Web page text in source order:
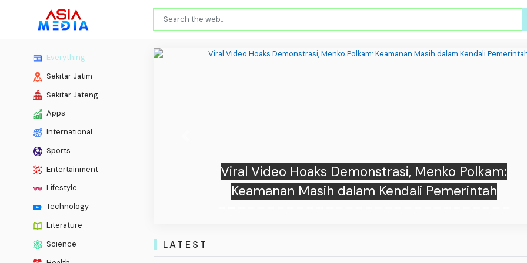
Everything
Sekitar Jatim
Sekitar Jateng
Apps
International
Sports
Entertainment
Lifestyle
Technology
Literature
Science
Viral Video Hoaks Demonstrasi, Menko Polkam:
Keamanan Masih dalam Kendali Pemerintah
LATEST